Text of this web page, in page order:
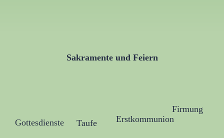
Sakramente und Feiern
Gottesdienste Taufe Erstkommunion
Firmung